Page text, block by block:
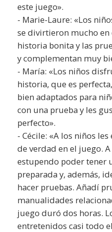
este juego».
- Marie-Laure: «Los
se divirtieron mucho en
historia bonita y las
y complementan muy
- María: «Los niños
historia, que es
bien adaptados para
con una prueba y les
perfecto».
- Cécile: «A los niños
de verdad en el juego.
estupendo poder tener
preparada y, además,
hacer pruebas. Añadí
manualidades
juego duró dos horas.
entretenidos casi todo